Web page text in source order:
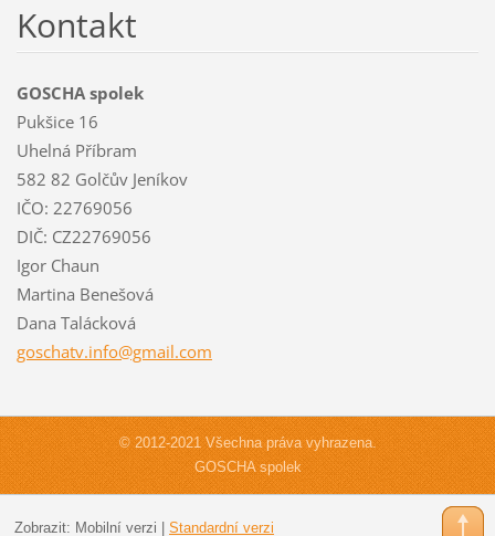
Kontakt
GOSCHA spolek
Pukšice 16
Uhelná Příbram
582 82 Golčův Jeníkov
IČO: 22769056
DIČ: CZ22769056
Igor Chaun
Martina Benešová
Dana Talácková
goschatv.info@gmail.com
© 2012-2021 Všechna práva vyhrazena.
GOSCHA spolek
Zobrazit: Mobilní verzi Standardní verzi